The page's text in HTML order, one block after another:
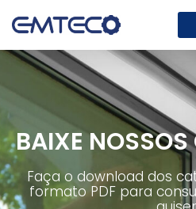
BAIXE
Faça o download dos
formato PDF para